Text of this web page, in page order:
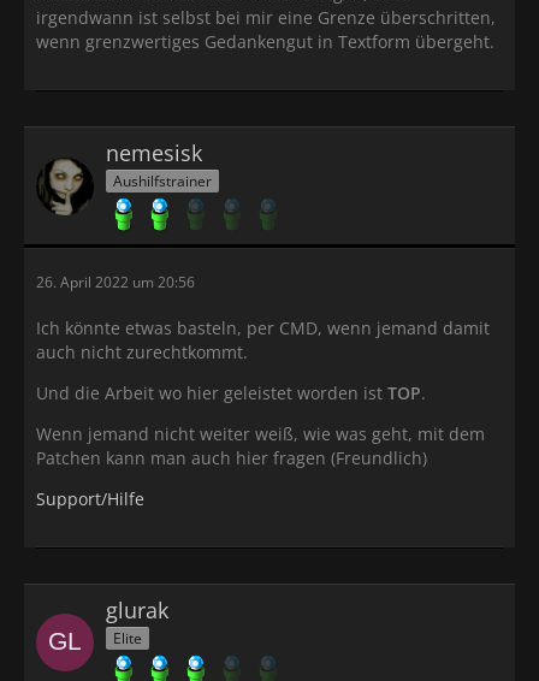
irgendwann ist selbst bei mir eine Grenze überschritten,
wenn grenzwertiges Gedankengut in Textform übergeht.
nemesisk
Aushilfstrainer
26. April 2022 um 20:56
Ich könnte etwas basteln, per CMD, wenn jemand damit
auch nicht zurechtkommt.
Und die Arbeit wo hier geleistet worden ist TOP.
Wenn jemand nicht weiter weiß, wie was geht, mit dem
Patchen kann man auch hier fragen (Freundlich)
Support/Hilfe
glurak
Elite